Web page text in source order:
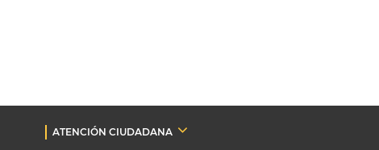
ATENCIÓN CIUDADANA